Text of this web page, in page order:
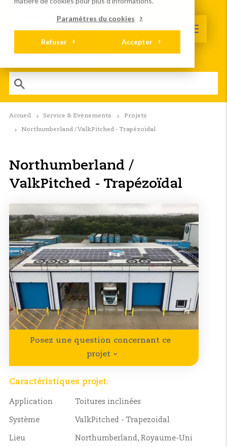
Paramètres du cookies
Accepter
Refuser
Accueil Service & Evénements Projets
Northumberland / ValkPitched - Trapézoïdal
Northumberland /
ValkPitched - Trapézoïdal
Posez une question concernant ce
projet
Caractéristiques projet:
Application Toitures inclinées
Système ValkPitched - Trapezoidal
Lieu Northumberland, Royaume-Uni